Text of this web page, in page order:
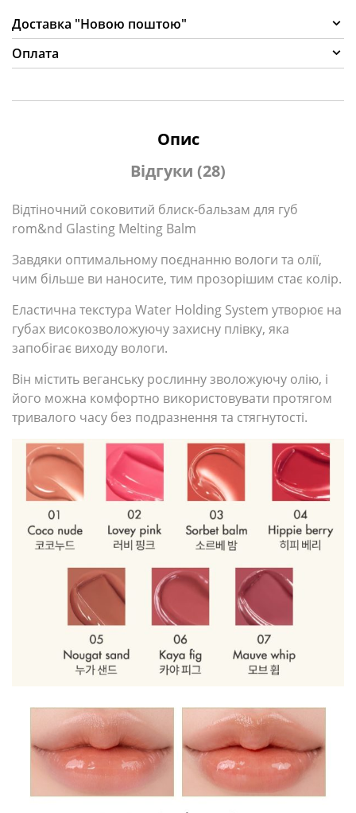
Доставка "Новою поштою"
Оплата
Опис
Відгуки (28)
Відтіночний соковитий блиск-бальзам для губ
rom&nd Glasting Melting Balm
Завдяки оптимальному поєднанню вологи та олії,
чим більше ви наносите, тим прозорішим стає колір.
Еластична текстура Water Holding System утворює на
губах високозволожуючу захисну плівку, яка
запобігає виходу вологи.
Він містить веганську рослинну зволожуючу олію, і
його можна комфортно використовувати протягом
тривалого часу без подразнення та стягнутості.